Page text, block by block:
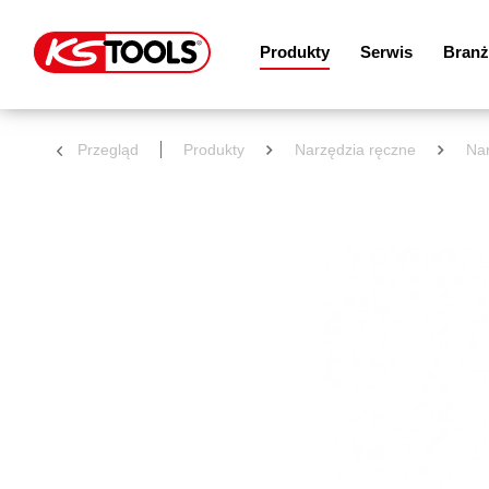
Produkty Serwis
Przegląd Produkty Narzędzia ręczne